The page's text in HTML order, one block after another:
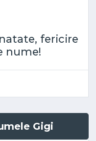
fericire
nume!
Gigi